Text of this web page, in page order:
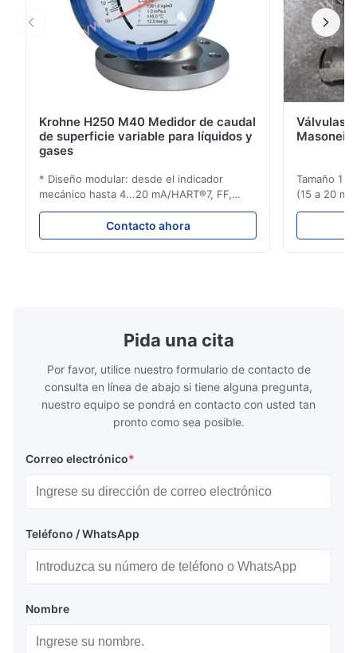
Krohne H250 M40 Medidor de caudal
de superficie variable para líquidos y
gases
* Diseño modular: desde el indicador
mecánico hasta 4...20 mA/HART®7, FF,
Profibus-PA y totalizador * Cualquier
posición de instalación: vertical, horizontal
o en tuberías descendentes * Flange:
Contacto ahora
Válvulas
Tamaño 1
(15 a 20
ensayo de
Pida una cita
Por favor, utilice nuestro formulario de contacto de
consulta en línea de abajo si tiene alguna pregunta,
nuestro equipo se pondrá en contacto con usted tan
pronto como sea posible.
Correo electrónico*
Teléfono / WhatsApp
Nombre